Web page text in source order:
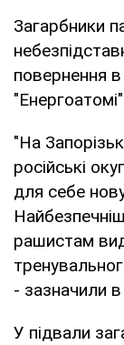
Загарбники
повернення
"На
російські
для себе
рашистам
- зазначили
У підвали